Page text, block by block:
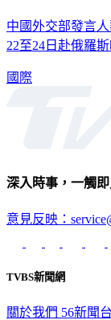
中國外交部發言
22至24日赴俄羅
國際
深入時事，一觸
意見反映：
TVBS新聞網
關於我們 56新聞